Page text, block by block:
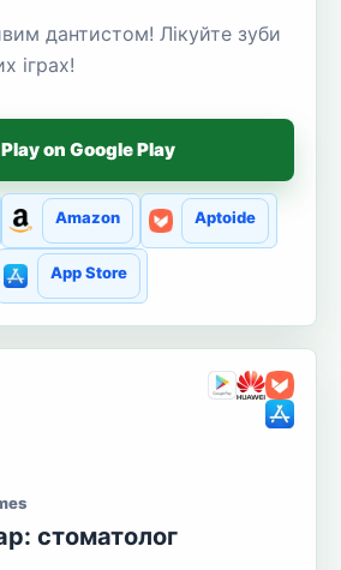
дантистом! Лікуйте зуби
іграх!
Play on Google Play
Amazon Aptoide
App Store
стоматолог